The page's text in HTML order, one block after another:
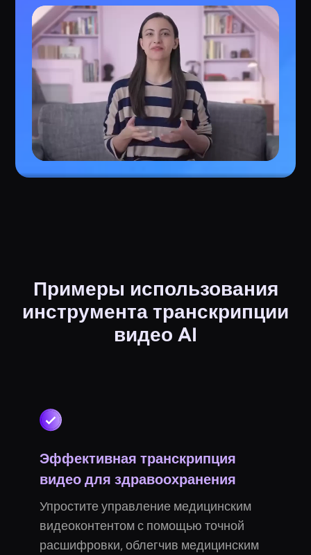
Примеры использования
инструмента транскрипции
видео AI
Эффективная транскрипция
видео для здравоохранения
Упростите управление медицинским
видеоконтентом с помощью точной
расшифровки, облегчив медицинским